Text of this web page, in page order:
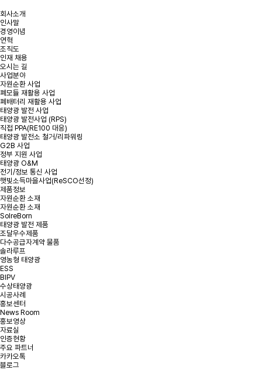
회사소개
인사말
경영이념
연혁
조직도
인재 채용
오시는 길
사업분야
자원순환 사업
폐모듈 재활용 사업
폐배터리 재활용 사업
태양광 발전 사업
태양광 발전사업 (RPS)
직접 PPA(RE100 대응)
태양광 발전소 철거/리파워링
G2B 사업
정부 지원 사업
태양광 O&M
전기/정보 통신 사업
햇빛소득마을사업(ReSCO선정)
제품정보
자원순환 소재
자원순환 소재
SolreBorn
태양광 발전 제품
조달우수제품
다수공급자계약 물품
솔라루프
영농형 태양광
ESS
BIPV
수상태양광
시공사례
홍보센터
News Room
홍보영상
자료실
인증현황
주요 파트너
카카오톡
블로그